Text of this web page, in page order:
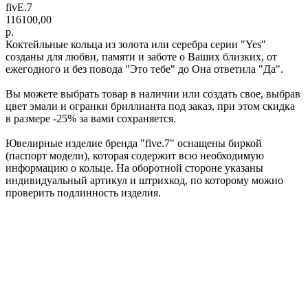
fivE.7
116100,00
р.
Коктейльные кольца из золота или серебра серии "Yes"
созданы для любви, памяти и заботе о Ваших близких, от
ежегодного и без повода "Это тебе" до Она ответила "Да".
Вы можете выбрать товар в наличии или создать свое, выбрав
цвет эмали и огранки бриллианта под заказ, при этом скидка
в размере -25% за вами сохраняется.
Ювелирные изделие бренда "five.7" оснащены биркой
(паспорт модели), которая содержит всю необходимую
информацию о кольце. На оборотной стороне указаны
индивидуальный артикул и штрихкод, по которому можно
проверить подлинность изделия.